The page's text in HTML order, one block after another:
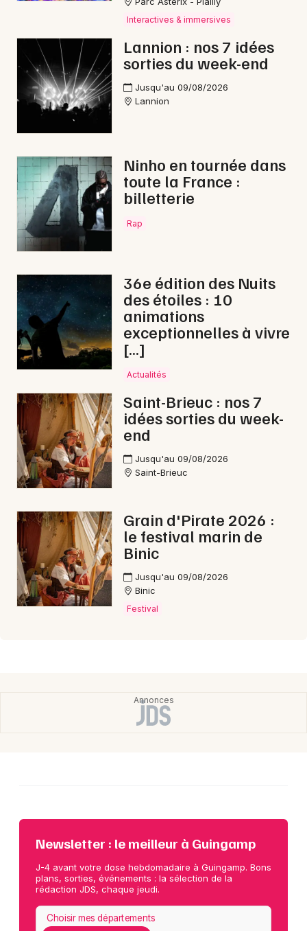
Interactives & immersives
Lannion : nos 7 idées
sorties du week-end
Jusqu'au 09/08/2026
Lannion
Ninho en tournée dans
toute la France :
billetterie
Rap
36e édition des Nuits
des étoiles : 10
animations
exceptionnelles à vivre
[…]
Actualités
Saint-Brieuc : nos 7
idées sorties du week-
end
Jusqu'au 09/08/2026
Saint-Brieuc
Grain d'Pirate 2026 :
le festival marin de
Binic
Jusqu'au 09/08/2026
Binic
Festival
Newsletter : le meilleur à Guingamp
J-4 avant votre dose hebdomadaire à Guingamp. Bons
plans, sorties, événements : la sélection de la
rédaction JDS, chaque jeudi.
Choisir mes départements